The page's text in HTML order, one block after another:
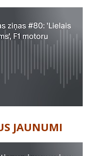
JAUNUMI